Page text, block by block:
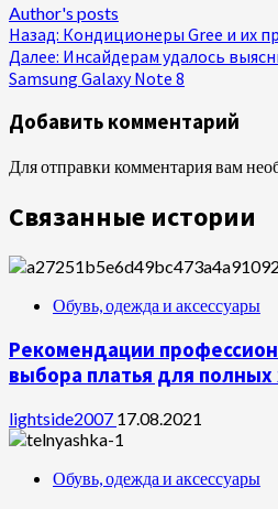
Author's posts
Продолжить
чтение
Назад: Кондиционеры Gree и их
Далее: Инсайдерам удалось
Samsung Galaxy Note 8
Добавить комментарий
Для отправки комментария вам
Связанные истории
Обувь, одежда и аксессуары
Рекомендации
выбора платья для
lightside2007 17.08.2021
Обувь, одежда и аксессуары